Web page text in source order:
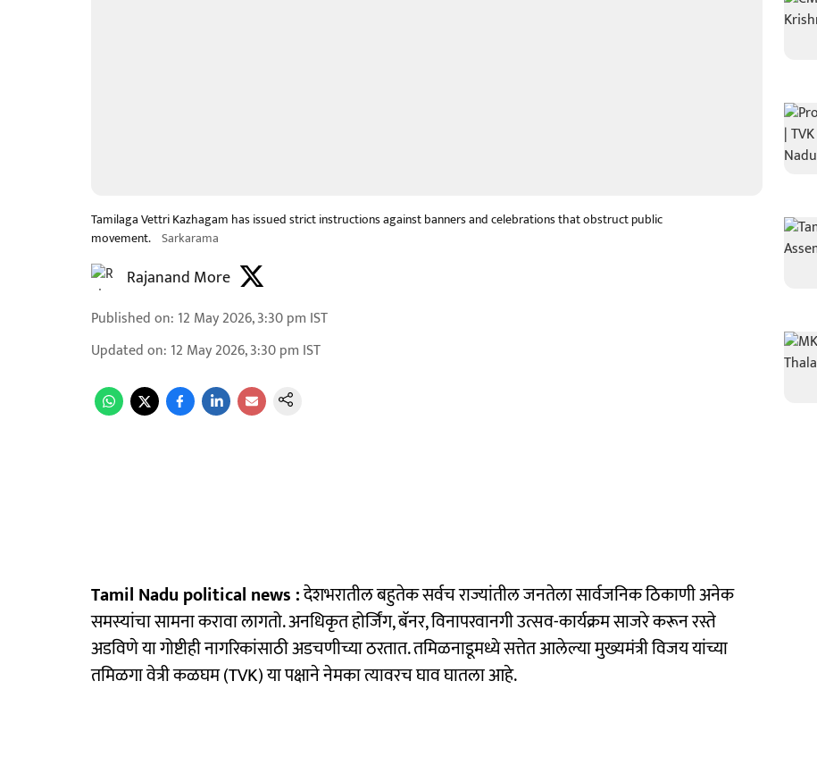
Tamilaga Vettri Kazhagam has issued strict instructions against banners and celebrations that obstruct public
movement. Sarkarama
Rajanand More
Published on: 12 May 2026, 3:30 pm IST
Updated on: 12 May 2026, 3:30 pm IST
Tamil Nadu political news :देशभरातील बहुतेक सर्वच राज्यांतील जनतेला सार्वजनिक ठिकाणी अनेक
समस्यांचा सामना करावा लागतो. अनधिकृत होर्जिंग, बॅनर, विनापरवानगी उत्सव-कार्यक्रम साजरे करून रस्ते
अडविणे या गोष्टीही नागरिकांसाठी अडचणीच्या ठरतात. तमिळनाडूमध्ये सत्तेत आलेल्या मुख्यमंत्री विजय यांच्या
तमिळगा वेत्री कळघम (TVK) या पक्षाने नेमका त्यावरच घाव घातला आहे.